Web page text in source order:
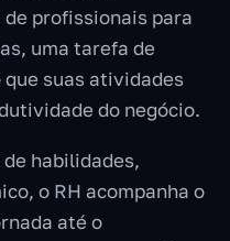
profissionais para
uma tarefa de
suas atividades
do negócio.
habilidades,
o RH acompanha o
até o